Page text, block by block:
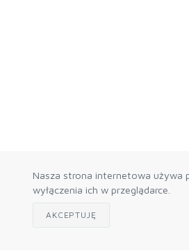
Nasza strona internetowa używa
wyłączenia ich w przeglądarce.
AKCEPTUJĘ